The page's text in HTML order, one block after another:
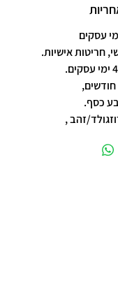
חריטות אישיות.
כסף.
זהב ,